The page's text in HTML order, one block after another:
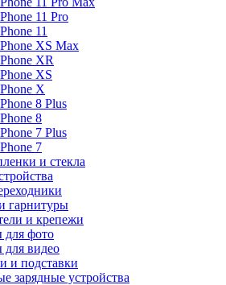
11 Pro
11
XS Max
XR
XS
X
8 Plus
8
7 Plus
7
и стекла
гарнитуры
и крепежи
для фото
для видео
и подставки
зарядные устройства